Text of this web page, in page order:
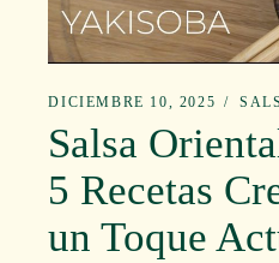
DICIEMBRE 10, 2025
Salsa
5 Recetas
un Toque